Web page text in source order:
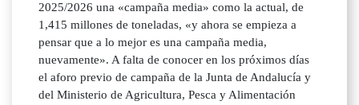
2025/2026 una «campaña media» como la actual, de
1,415 millones de toneladas, «y ahora se empieza a
pensar que a lo mejor es una campaña media,
nuevamente». A falta de conocer en los próximos días
el aforo previo de campaña de la Junta de Andalucía y
del Ministerio de Agricultura, Pesca y Alimentación